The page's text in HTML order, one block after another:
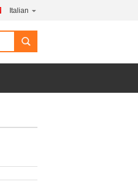
Italian
search